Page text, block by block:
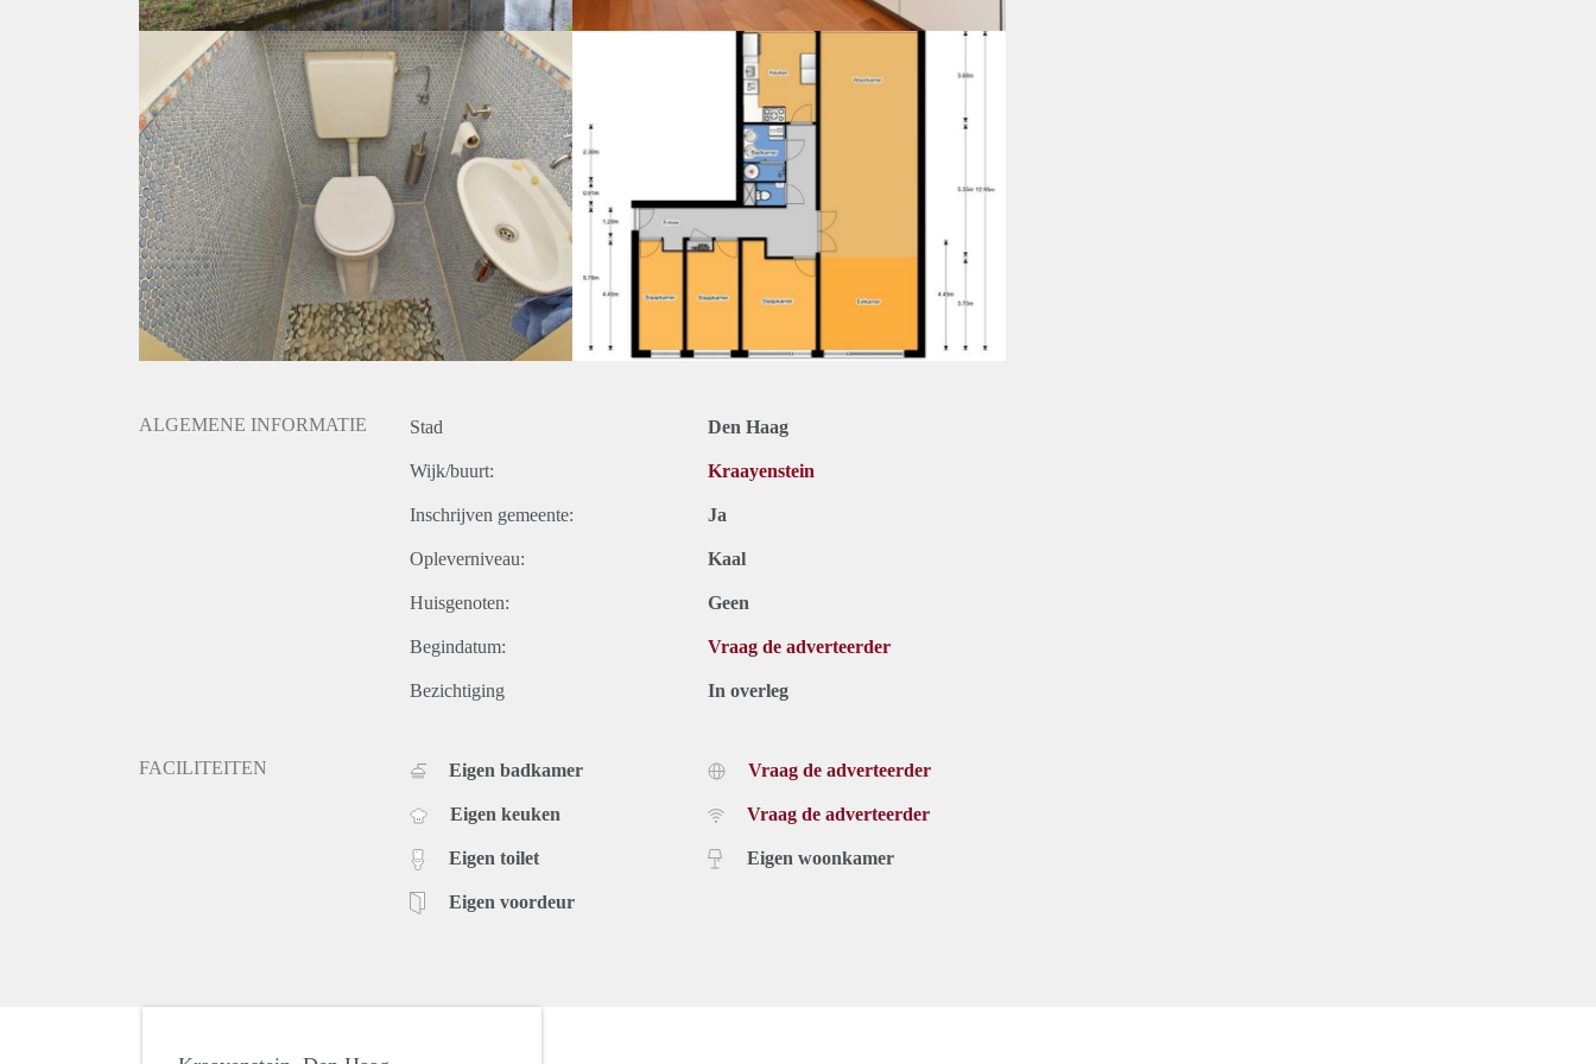
ALGEMENE INFORMATIE Stad Den Haag
Wijk/buurt: Kraayenstein
Inschrijven gemeente: Ja
Opleverniveau: Kaal
Huisgenoten: Geen
Begindatum: Vraag de adverteerder
Bezichtiging In overleg
FACILITEITEN Eigen badkamer
Eigen keuken
Eigen toilet
Eigen voordeur
Vraag de adverteerder
Vraag de adverteerder
Eigen woonkamer